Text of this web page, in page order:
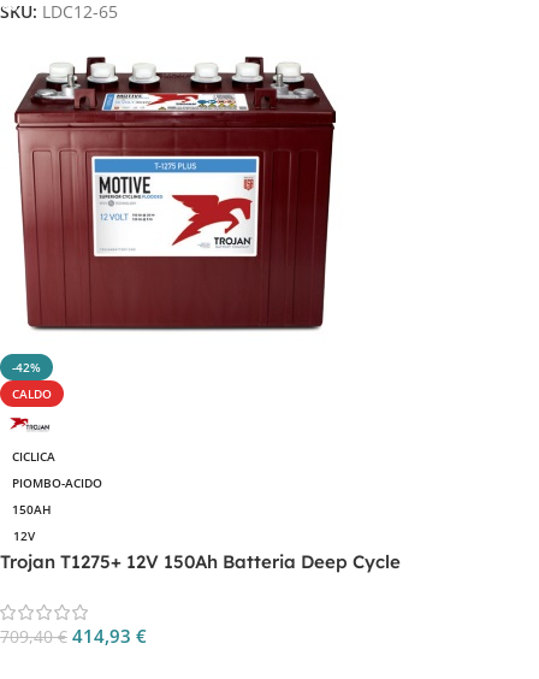
SKU: LDC12-65
-42%
CALDO
CICLICA
PIOMBO-ACIDO
150AH
12V
Trojan T1275+ 12V 150Ah Batteria Deep Cycle
709,40€ 414,93 €